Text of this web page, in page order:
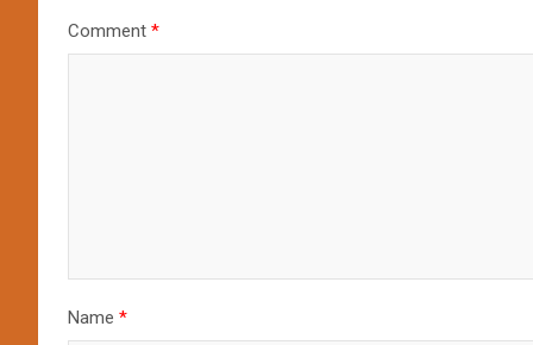
Comment *
Name *